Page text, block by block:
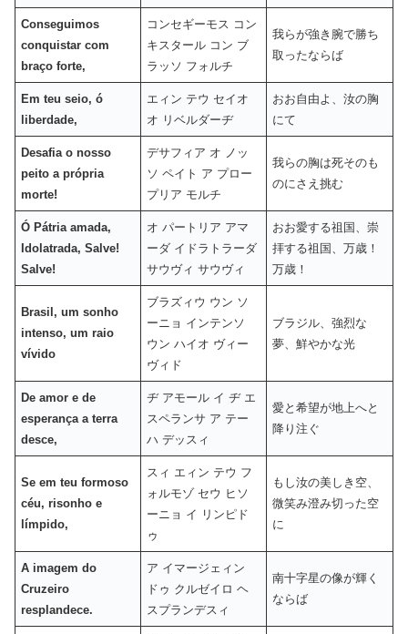
Conseguimos
conquistar com
braço forte,
コンセギーモス コン
キスタール コン ブ
ラッソ フォルチ
我らが強き腕で勝ち
取ったならば
Em teu seio, ó
liberdade,
エィン テウ セイオ
オ リベルダーヂ
おお自由よ、汝の胸
にて
Desafia o nosso
peito a própria
morte!
デサフィア オ ノッ
ソ ペイト ア プロー
プリア モルチ
我らの胸は死そのも
のにさえ挑む
Ó Pátria amada,
Idolatrada, Salve!
Salve!
オ パートリア アマ
ーダ イドラトラーダ
サウヴィ サウヴィ
おお愛する祖国、崇
拝する祖国、万歳！
万歳！
Brasil, um sonho
intenso, um raio
vívido
ブラズィウ ウン ソ
ーニョ インテンソ
ウン ハイオ ヴィー
ヴィド
ブラジル、強烈な
夢、鮮やかな光
De amor e de
esperança a terra
desce,
ヂ アモール イ ヂ エ
スペランサ ア テー
ハ デッスィ
愛と希望が地上へと
降り注ぐ
Se em teu formoso
céu, risonho e
límpido,
スィ エィン テウ フ
ォルモゾ セウ ヒソ
ーニョ イ リンピド
ゥ
もし汝の美しき空、
微笑み澄み切った空
に
A imagem do
Cruzeiro
resplandece.
ア イマージェィン
ドゥ クルゼイロ ヘ
スプランデスィ
南十字星の像が輝く
ならば